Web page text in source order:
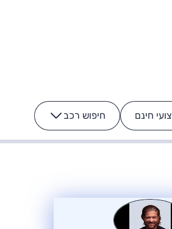
חינם חיפוש רכב
הרכב לא מתקלקל. המסך
כן